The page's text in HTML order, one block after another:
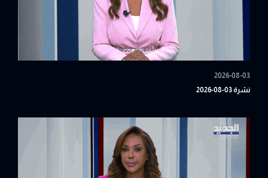
2026-08-03
نشرة 03-08-2026